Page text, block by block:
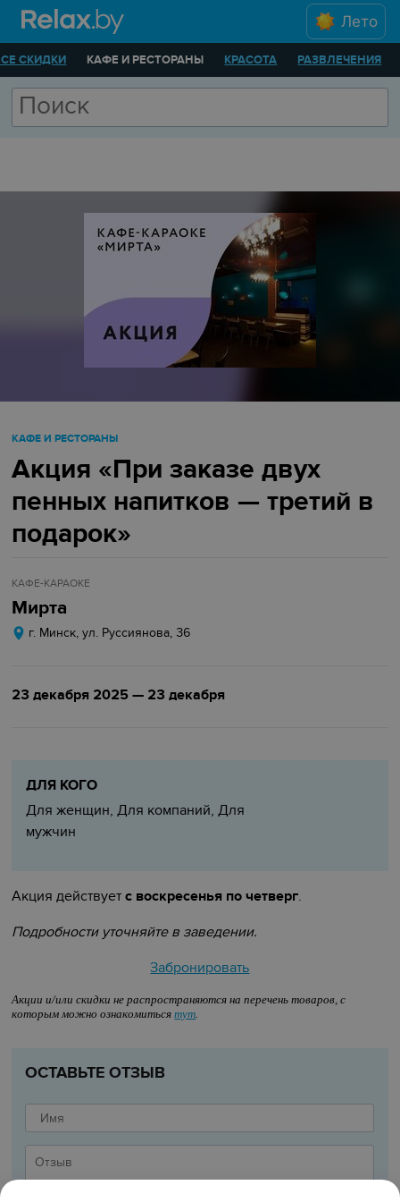
Лето
СКИДКИ КАФЕ И РЕСТОРАНЫ КРАСОТА РАЗВЛЕЧЕНИЯ
КАФЕ И РЕСТОРАНЫ
Акция «При заказе двух
пенных напитков — третий в
подарок»
КАФЕ-КАРАОКЕ
Мирта
г. Минск, ул. Руссиянова, 36
23 декабря 2025 — 23 декабря
ДЛЯ КОГО
Для женщин, Для компаний, Для
мужчин
Акция действуетс воскресенья по четверг.
Подробности уточняйте в заведении.
Забронировать
Акции и/или скидки не распространяются на перечень товаров, с
которым можно ознакомитьсятут.
ОСТАВЬТЕ ОТЗЫВ